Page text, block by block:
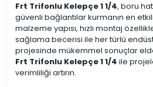
Frt Trifonlu Kelepçe 1 1/4, boru
güvenli bağlantılar kurmanın en
malzeme yapısı, hızlı montaj
sağlama becerisi ile her türlü
projesinde mükemmel sonuçlar
Frt Trifonlu Kelepçe 1 1/4 ile
verimliliği artırın.